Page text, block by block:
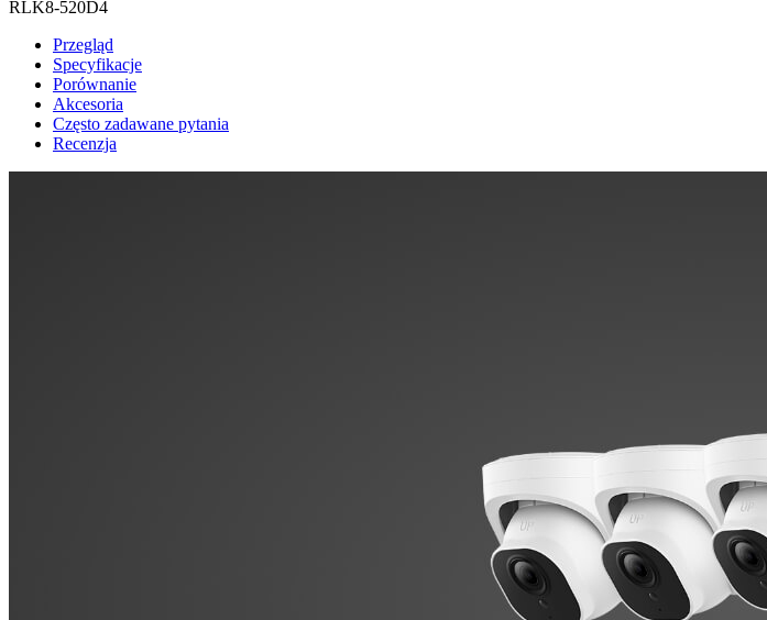
RLK8-520D4
Przegląd
Specyfikacje
Porównanie
Akcesoria
Często zadawane pytania
Recenzja